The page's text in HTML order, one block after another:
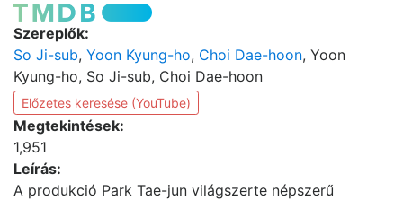
Szereplők:
So Ji-sub, Yoon Kyung-ho, Choi Dae-hoon, Yoon
Kyung-ho, So Ji-sub, Choi Dae-hoon
Előzetes keresése (YouTube)
Megtekintések:
1,951
Leírás:
A produkció Park Tae-jun világszerte népszerű